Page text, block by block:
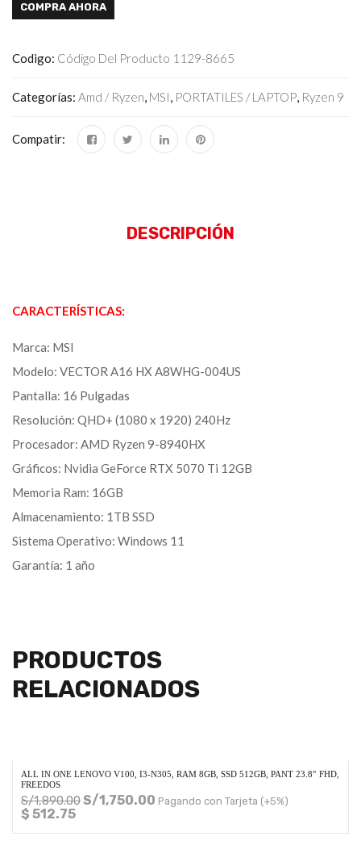
COMPRA AHORA
Codigo: Código Del Producto 1129-8665
Categorías: Amd / Ryzen, MSI, PORTATILES / LAPTOP, Ryzen 9
Compatir:
DESCRIPCIÓN
CARACTERÍSTICAS:
Marca: MSI
Modelo: VECTOR A16 HX A8WHG-004US
Pantalla: 16 Pulgadas
Resolución: QHD+ (1080 x 1920) 240Hz
Procesador: AMD Ryzen 9-8940HX
Gráficos: Nvidia GeForce RTX 5070 Ti 12GB
Memoria Ram: 16GB
Almacenamiento: 1TB SSD
Sistema Operativo: Windows 11
Garantía: 1 año
PRODUCTOS
RELACIONADOS
ALL IN ONE LENOVO V100, I3-N305, RAM 8GB, SSD 512GB, PANT 23.8″ FHD,
FREEDOS
S/1,890.00S/1,750.00 Pagando con Tarjeta (+5%)
$ 512.75